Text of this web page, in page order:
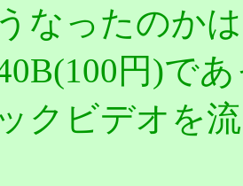
なったのか
円)で
クビデオを